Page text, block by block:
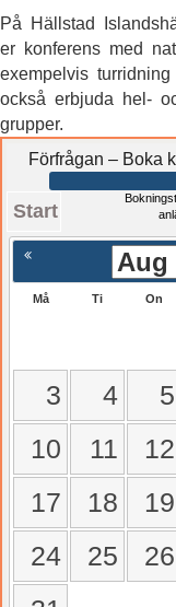
På Hällstad
er konferens med
exempelvis
också erbjuda hel-
grupper.
Förfrågan – Boka
Start
Må Ti On
3
4 5
10
11 12
17
18 19
24
25 26